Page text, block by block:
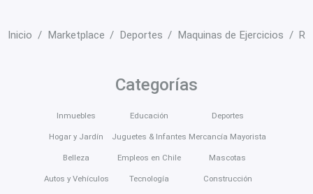
Inicio Marketplace Deportes Maquinas de Ejercicios
Categorías
Inmuebles
Hogar y Jardín
Belleza
Autos y Vehículos
Educación
Juguetes & Infantes
Empleos en Chile
Tecnología
Deportes
Mercancía Mayorista
Mascotas
Construcción